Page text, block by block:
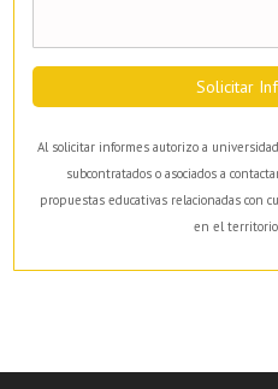
Solicitar
Al solicitar informes autorizo a
subcontratados o asociados a
propuestas educativas relacionadas con
en el territorio